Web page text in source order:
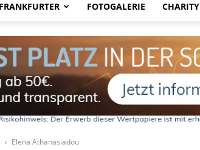
FOTOGALERIE CHARITY
Elena Athanasiadou